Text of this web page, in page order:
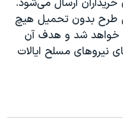
جام جهانی ۲۰۲۶ برای خریداران ارسال می‌شود.
طرح بدون تحمیل هیچ
خواهد شد و هدف آن
نیروهای مسلح ایالات